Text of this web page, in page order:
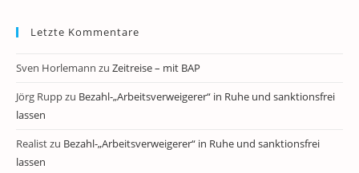
Letzte Kommentare
Sven Horlemann zu Zeitreise – mit BAP
Jörg Ruppzu Bezahl-„Arbeitsverweigerer“ in Ruhe und sanktionsfrei
lassen
Realistzu Bezahl-„Arbeitsverweigerer“ in Ruhe und sanktionsfrei
lassen